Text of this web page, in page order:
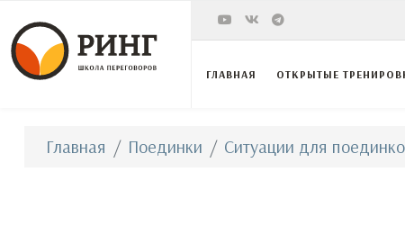
ГЛАВНАЯ ОТКРЫТЫЕ
Главная Поединки Ситуации для